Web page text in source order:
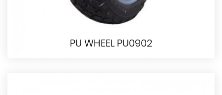
PU WHEEL PU0902